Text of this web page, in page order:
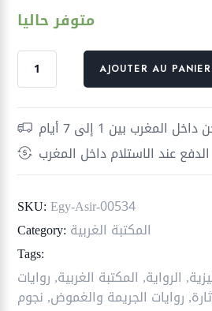
متوفر حاليا
quantité
de
مرسيدس
AJOUTER AU PANIER
المغرب بين 1 إلى 7 أيام
الدفع عند الاستلام داخل المغرب
SKU: Egy-Asir-00534
Category: المكتبة الغربية
Tags:
, الرواية, المكتبة الغربية,روايات
,روايات الجريمة والغموض,نجوم